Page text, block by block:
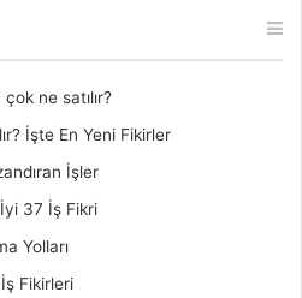
ne satılır?
İşte En Yeni Fikirler
İşler
37 İş Fikri
Yolları
Fikirleri